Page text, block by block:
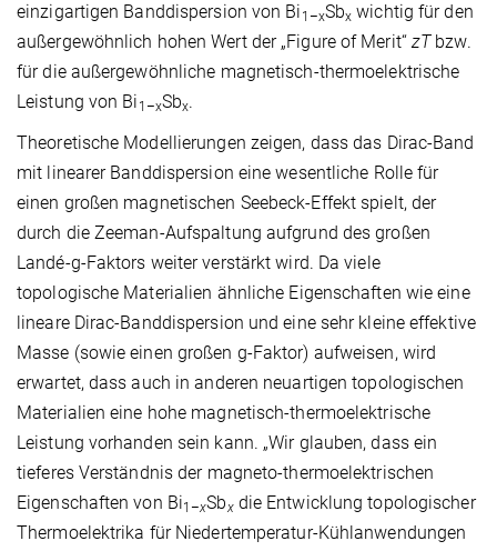
einzigartigen Banddispersion von Bi 1–xSbx wichtig für den
außergewöhnlich hohen Wert der „Figure of Merit“zTbzw.
für die außergewöhnliche magnetisch-thermoelektrische
Leistung von Bi 1–xSbx.
Theoretische Modellierungen zeigen, dass das Dirac-Band
mit linearer Banddispersion eine wesentliche Rolle für
einen großen magnetischen Seebeck-Effekt spielt, der
durch die Zeeman-Aufspaltung aufgrund des großen
Landé-g-Faktors weiter verstärkt wird. Da viele
topologische Materialien ähnliche Eigenschaften wie eine
lineare Dirac-Banddispersion und eine sehr kleine effektive
Masse (sowie einen großen g-Faktor) aufweisen, wird
erwartet, dass auch in anderen neuartigen topologischen
Materialien eine hohe magnetisch-thermoelektrische
Leistung vorhanden sein kann. „Wir glauben, dass ein
tieferes Verständnis der magneto-thermoelektrischen
Eigenschaften von Bi1–xSbxdie Entwicklung topologischer
Thermoelektrika für Niedertemperatur-Kühlanwendungen